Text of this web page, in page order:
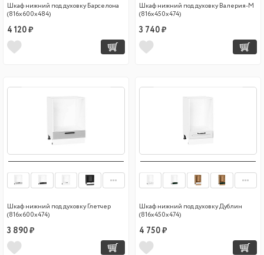
Шкаф нижний под духовку Барселона
(816х600х484)
4 120 ₽
Шкаф нижний под духовку Валерия-М
(816х450х474)
3 740 ₽
Шкаф нижний под духовку Глетчер
(816х600х474)
3 890 ₽
Шкаф нижний под духовку Дублин
(816х450х474)
4 750 ₽